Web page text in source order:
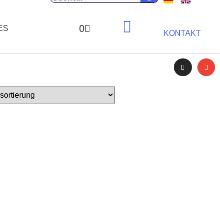
0 KONTAKT